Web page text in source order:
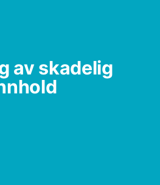
av skadelig